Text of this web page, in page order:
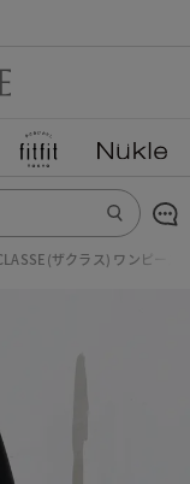
ザクラス) ワンピース